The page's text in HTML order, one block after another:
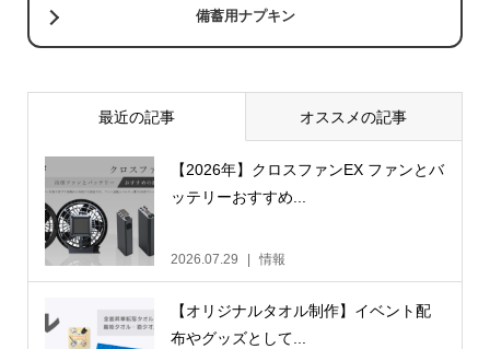
備蓄用ナプキン
最近の記事 オススメの記事
【2026年】クロスファンEX ファンとバ
ッテリーおすすめ...
2026.07.29 情報
【オリジナルタオル制作】イベント配
布やグッズとして...